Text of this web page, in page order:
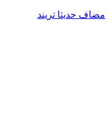
مضاف حديثا تريند